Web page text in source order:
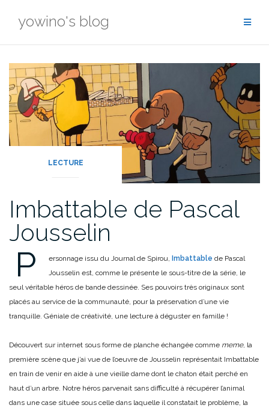
yowino's blog
LECTURE
Imbattable de Pascal
Jousselin
P ersonnage issu du Journal de Spirou, Imbattable de Pascal
Jousselin est, comme le présente le sous-titre de la série, le
seul véritable héros de bande dessinée. Ses pouvoirs très originaux sont
placés au service de la communauté, pour la préservation d’une vie
tranquille. Géniale de créativité, une lecture à déguster en famille !
Découvert sur internet sous forme de planche échangée comme meme, la
première scène que j’ai vue de l’oeuvre de Jousselin représentait Imbattable
en train de venir en aide à une vieille dame dont le chaton était perché en
haut d’un arbre. Notre héros parvenait sans difficulté à récupérer l’animal
dans une case située sous celle dans laquelle il constatait le problème, la